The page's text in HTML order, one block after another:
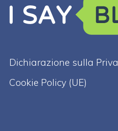
Dichiarazione sulla
Cookie Policy (UE)